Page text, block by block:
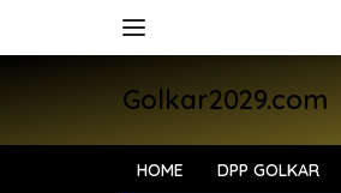
Golkar2029.com
HOME DPP GOLKAR